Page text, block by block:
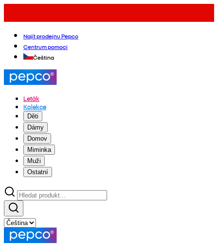
Najít prodejnu Pepco
Centrum pomoci
Čeština
Leták
Kolekce
Děti
Dámy
Domov
Miminka
Muži
Ostatní